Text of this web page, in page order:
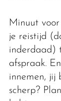
Minuut
je reistijd
inderdaad)
afspraak.
innemen, jij
scherp?